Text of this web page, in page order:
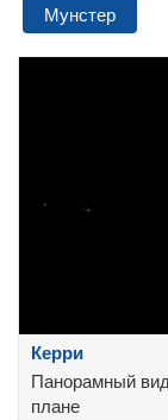
Мунстер
Керри
Панорамный
плане